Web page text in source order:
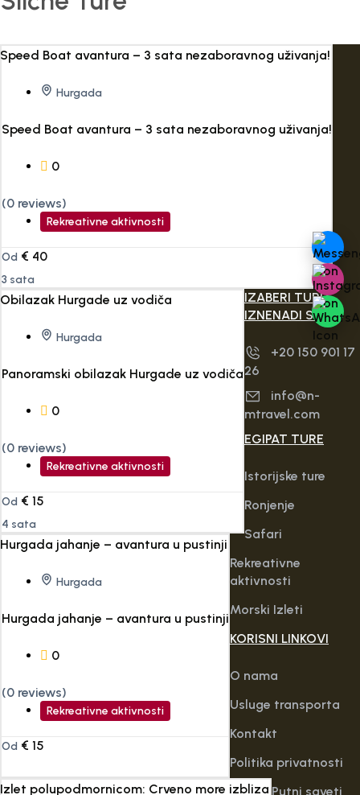
Hurgada
Speed Boat avantura – 3 sata nezaboravnog uživanja!
0
(0 reviews)
Rekreativne aktivnosti
Od € 40
3 sata
Hurgada
Panoramski obilazak Hurgade uz vodiča
0
(0 reviews)
Rekreativne aktivnosti
Od € 15
4 sata
Hurgada
Hurgada jahanje – avantura u pustinji
0
(0 reviews)
Rekreativne aktivnosti
Od € 15
IZABERI TURU,
IZNENADI SEBE!
+20 150 901 17
26
info@n-
mtravel.com
EGIPAT TURE
Istorijske ture
Ronjenje
Safari
Rekreativne
aktivnosti
Morski Izleti
KORISNI LINKOVI
O nama
Usluge transporta
Kontakt
Politika privatnosti
Putni saveti